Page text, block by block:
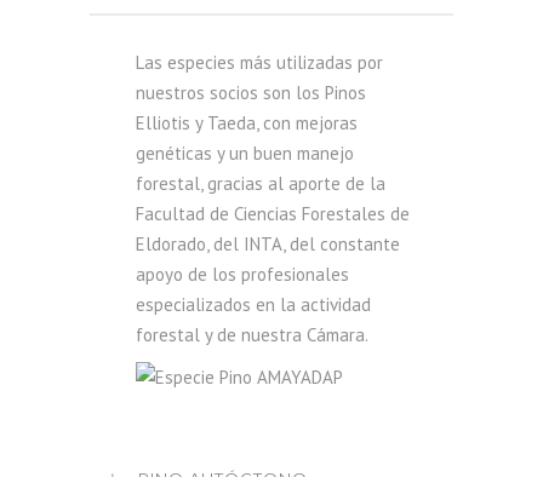
Las especies más utilizadas por
nuestros socios son los Pinos
Elliotis y Taeda, con mejoras
genéticas y un buen manejo
forestal, gracias al aporte de la
Facultad de Ciencias Forestales de
Eldorado, del INTA, del constante
apoyo de los profesionales
especializados en la actividad
forestal y de nuestra Cámara.